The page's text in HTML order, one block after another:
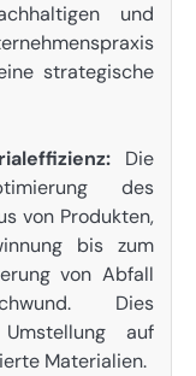
und
strategische
Die
des
von Produkten,
bis zum
von Abfall
Dies
auf
Materialien.